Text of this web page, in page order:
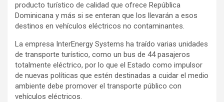
producto turístico de calidad que ofrece República
Dominicana y más si se enteran que los llevarán a esos
destinos en vehículos eléctricos no contaminantes.
La empresa InterEnergy Systems ha traído varias unidades
de transporte turístico, como un bus de 44 pasajeros
totalmente eléctrico, por lo que el Estado como impulsor
de nuevas políticas que estén destinadas a cuidar el medio
ambiente debe promover el transporte público con
vehículos eléctricos.